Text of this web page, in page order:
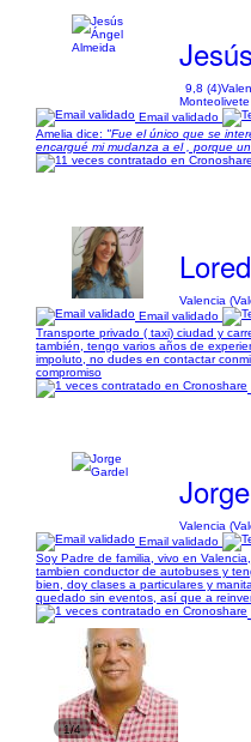
9,8 (4)
Monteolivete
Email validado
Amelia dice: "Fue el único que se
encargué mi mudanza a el , porque
Valencia
Email validado
Transporte privado ( taxi) ciudad y
también, tengo varios años de
impoluto, no dudes en contactar
compromiso
Valencia
Email validado
Soy Padre de familia, vivo en
tambien conductor de autobuses y
bien, doy clases a particulares y
quedado sin eventos, así que a
1/4